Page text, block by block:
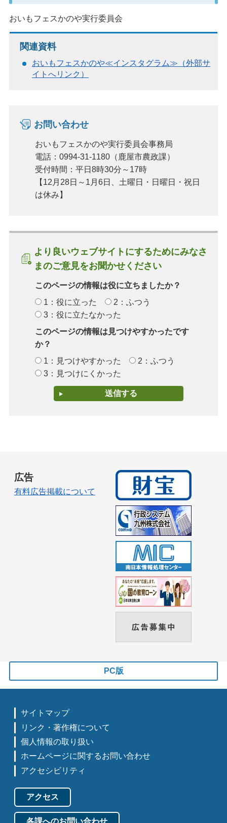
おいもフェスかのや実行委員会
関連資料
おいもフェスかのや≪インスタグラム≫（外部サ
イトへリンク）
お問い合わせ
おいもフェスかのや実行委員会事務局
電話：0994-31-1180（鹿屋市農政課）
受付時間：平日8時30分～17時
【12月28日～1月6日、土曜日・日曜日・祝日
は休み】
より良いウェブサイトにするためにみなさ
まのご意見をお聞かせください
このページの情報は役に立ちましたか？
1：役に立った
2：ふつう
3：役に立たなかった
このページの情報は見つけやすかったです
か？
1：見つけやすかった
2：ふつう
3：見つけにくかった
広告
有料広告掲載について
PC版
サイトマップ
リンク・著作権について
個人情報の取り扱い
ホームページに関するお問い合わせ
アクセシビリティ
アクセス